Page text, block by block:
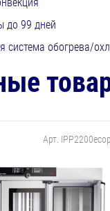
до 99 дней
система обогрева/
Арт.